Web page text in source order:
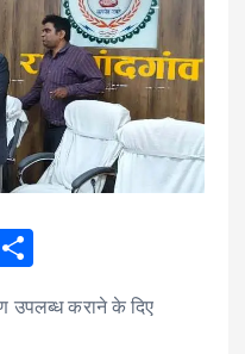
ar
उपलब्ध कराने के दिए